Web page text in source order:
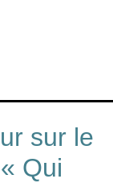
sur le
Qui